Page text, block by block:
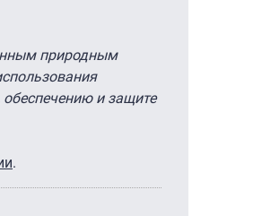
природным
и защите
.